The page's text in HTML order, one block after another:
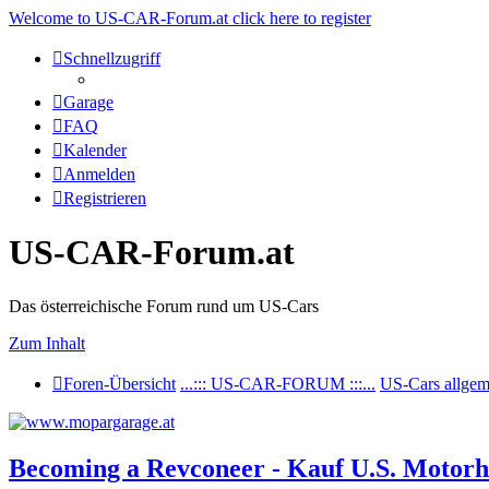
Welcome to US-CAR-Forum.at click here to register
Schnellzugriff
Garage
FAQ
Kalender
Anmelden
Registrieren
US-CAR-Forum.at
Das österreichische Forum rund um US-Cars
Zum Inhalt
Foren-Übersicht ...::: US-CAR-FORUM :::... US-Cars
Becoming a Revconeer - Kauf U.S.